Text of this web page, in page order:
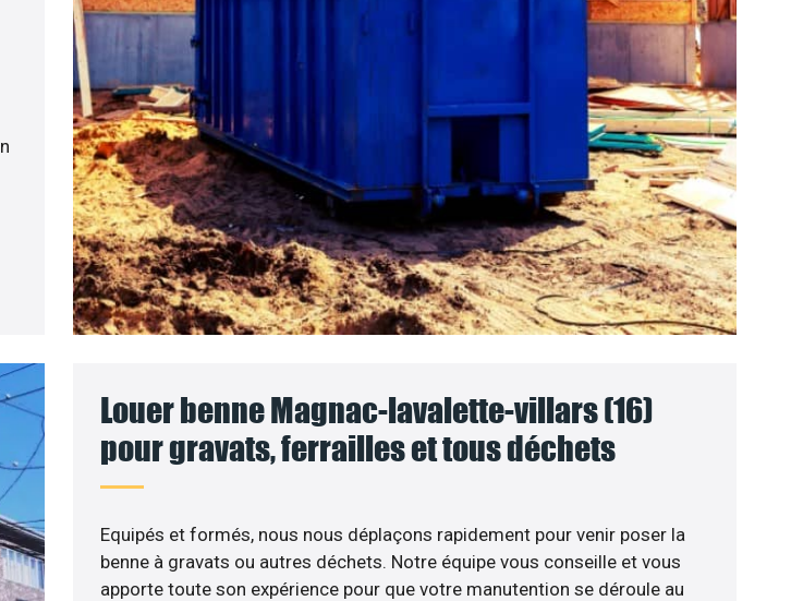
Louer benne Magnac-lavalette-villars (16)
pour gravats, ferrailles et tous déchets
Equipés et formés, nous nous déplaçons rapidement pour venir poser la
benne à gravats ou autres déchets. Notre équipe vous conseille et vous
apporte toute son expérience pour que votre manutention se déroule au